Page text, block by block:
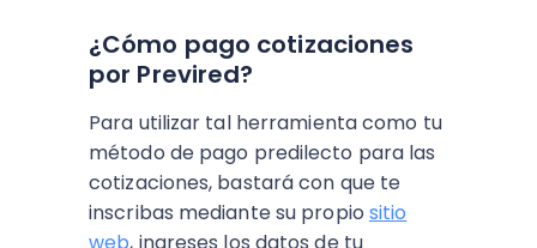
¿Cómo pago cotizaciones
por Previred?
Para utilizar tal herramienta como tu
método de pago predilecto para las
cotizaciones, bastará con que te
inscribas mediante su propio sitio
web, ingreses los datos de tu